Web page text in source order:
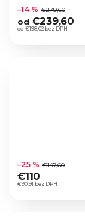
hodnotenie
produktu
je
od €198,02 bez DPH
–14 % €279,60
od €239,60
hodnotenie
produktu
je
€90,91 bez DPH
–25 % €147,60
€110